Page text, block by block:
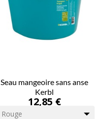
Seau mangeoire sans anse
Kerbl
12,85 €
Rouge